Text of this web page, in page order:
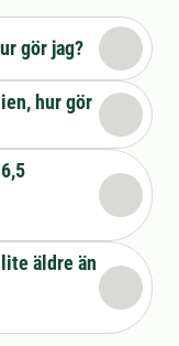
gör jag?
hur gör
äldre än